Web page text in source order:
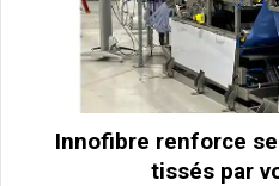
Innofibre renforce
tissés par